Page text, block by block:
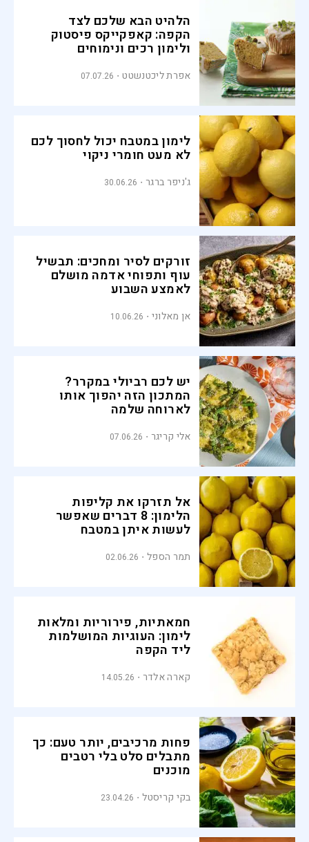
הלהיט הבא שלכם לצד
הקפה: קאפקייקס פיסטוק
ולימון רכים ונימוחים
אפרת ליכטנשטט 07.07.26
לימון במטבח יכול לחסוך לכם
לא מעט חומרי ניקוי
ג'ניפר ברגר 30.06.26
זורקים לסיר ומחכים: תבשיל
עוף ותפוחי אדמה מושלם
לאמצע השבוע
אן מאלוני 10.06.26
יש לכם רביולי במקרר?
המתכון הזה יהפוך אותו
לארוחה שלמה
אלי קריגר 07.06.26
אל תזרקו את קליפות
הלימון: 8 דברים שאפשר
לעשות איתן במטבח
תמר הספל 02.06.26
חמאתיות, פירוריות ומלאות
לימון: העוגיות המושלמות
ליד הקפה
קארה אלדר 14.05.26
פחות מרכיבים, יותר טעם: כך
מתבלים סלט בלי רטבים
מוכנים
בקי קריסטל 23.04.26